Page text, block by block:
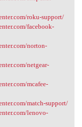
roku-support/
facebook-
norton-
netgear-
mcafee-
match-support/
lenovo-